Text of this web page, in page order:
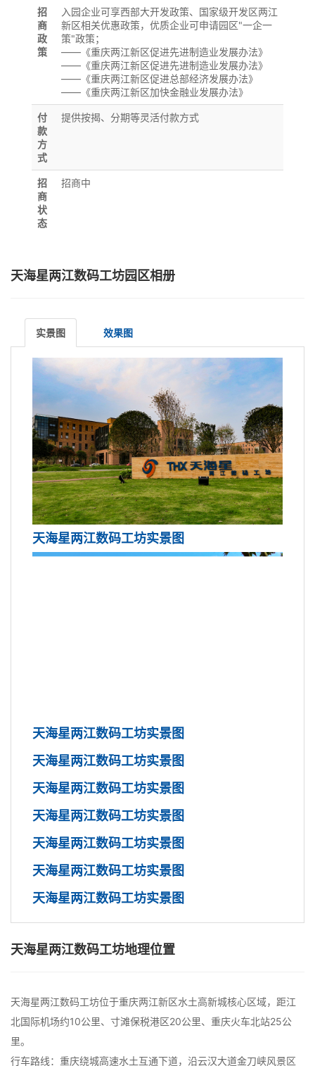
招
商
政
策
入园企业可享西部大开发政策、国家级开发区两江
新区相关优惠政策，优质企业可申请园区"一企一
策"政策；
——《重庆两江新区促进先进制造业发展办法》
——《重庆两江新区促进先进制造业发展办法》
——《重庆两江新区促进总部经济发展办法》
——《重庆两江新区加快金融业发展办法》
付
款
方
式
提供按揭、分期等灵活付款方式
招
商
状
态
招商中
天海星两江数码工坊园区相册
实景图 效果图
天海星两江数码工坊实景图
天海星两江数码工坊实景图
天海星两江数码工坊实景图
天海星两江数码工坊实景图
天海星两江数码工坊实景图
天海星两江数码工坊实景图
天海星两江数码工坊实景图
天海星两江数码工坊实景图
天海星两江数码工坊地理位置
天海星两江数码工坊位于重庆两江新区水土高新城核心区域，距江
北国际机场约10公里、寸滩保税港区20公里、重庆火车北站25公
里。
行车路线：重庆绕城高速水土互通下道，沿云汉大道金刀峡风景区